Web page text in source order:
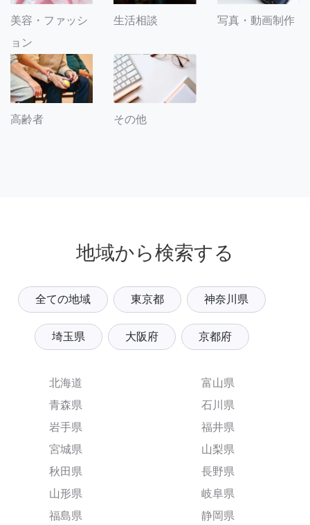
美容・ファッシ
ョン
生活相談 写真・動画制作
高齢者 その他
地域から検索する
全ての地域 東京都 神奈川県
埼玉県 大阪府 京都府
北海道
青森県
岩手県
宮城県
秋田県
山形県
福島県
富山県
石川県
福井県
山梨県
長野県
岐阜県
静岡県